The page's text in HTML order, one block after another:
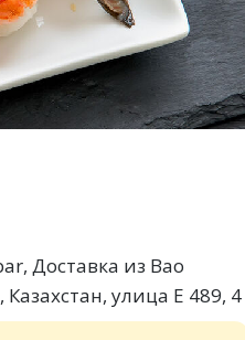
Доставка из Bao
улица Е 489, 4